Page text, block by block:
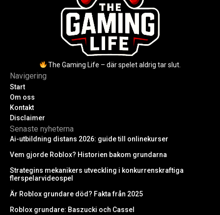
The Gaming Life – där spelet aldrig tar slut.
Navigering
Start
Om oss
Kontakt
Disclaimer
Senaste nyheterna
Ai-utbildning distans 2026: guide till onlinekurser
Vem gjorde Roblox? Historien bakom grundarna
Strategins mekanikers utveckling i konkurrenskraftiga
flerspelarvideospel
Är Roblox grundare död? Fakta från 2025
Roblox grundare: Baszucki och Cassel